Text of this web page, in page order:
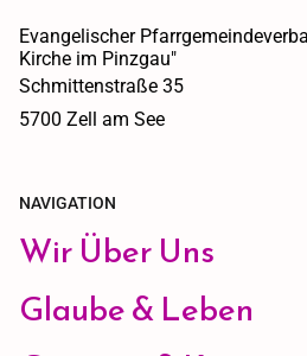
Evangelischer
Kirche im Pinzgau"
Schmittenstraße 35
5700 Zell am See
NAVIGATION
Wir Über Uns
Glaube & Leben